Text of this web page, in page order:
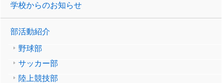
学校からのお知らせ
部活動紹介
野球部
サッカー部
陸上競技部